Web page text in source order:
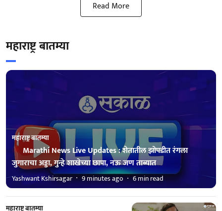
Read More
महाराष्ट्र बातम्या
महाराष्ट्र बातम्या
Marathi News Live Updates : शेतातील झोपडीत रंगला
जुगाराचा अड्डा, गुन्हे शाखेच्या छापा, नऊ जण ताब्यात
Yashwant Kshirsagar 9 minutes ago 6min read
महाराष्ट्र बातम्या